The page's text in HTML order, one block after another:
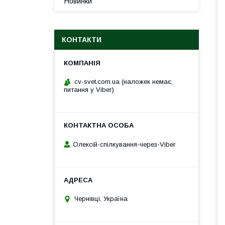
КОНТАКТИ
cv-svet.com.ua (наложек немає,
питання у Viber)
Олексій-спілкування-через-Viber
Чернівці, Україна